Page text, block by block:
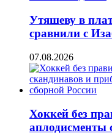
Утяшеву в
сравнили с
07.08.2026
Хоккей без
аплодисменты